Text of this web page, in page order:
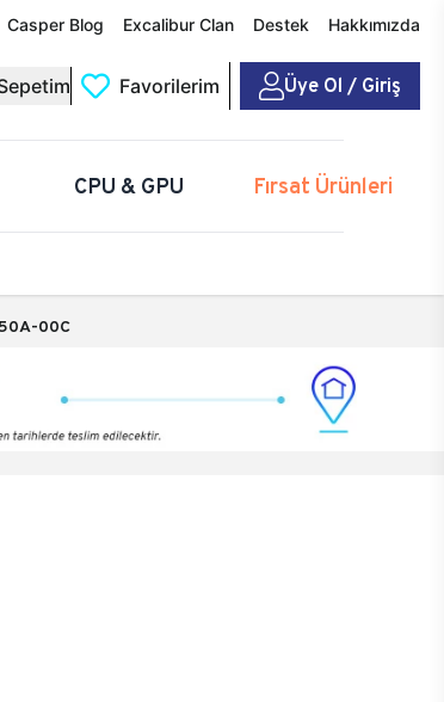
Casper Blog Excalibur Clan Destek Hakkımızda
Favorilerim Üye Ol / Giriş
CPU & GPU Fırsat Ürünleri
00C